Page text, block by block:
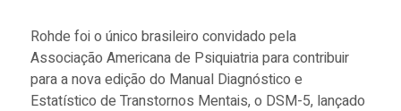
Rohde foi o único brasileiro convidado pela
Associação Americana de Psiquiatria para contribuir
para a nova edição do Manual Diagnóstico e
Estatístico de Transtornos Mentais, o DSM-5, lançado